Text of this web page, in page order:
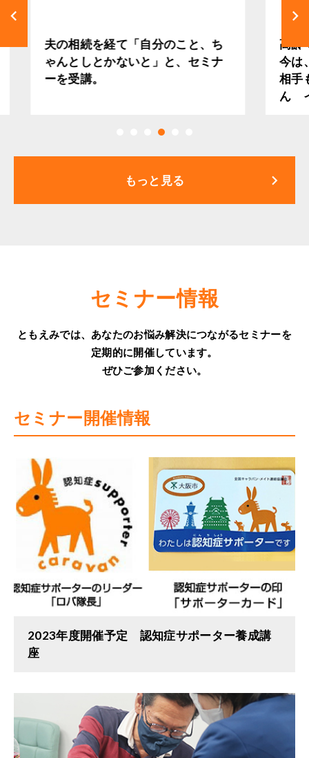
高齢で一人暮らしの悩みが解決。
今は、同じ悩みを抱える人の相談
相手もしています 大阪市 Ｈさ
keyboard_arrow_left keyboard_arrow_right
もっと見る keyboard_arrow_right
セミナー情報
ともえみでは、あなたのお悩み解決につながるセミナーを
定期的に開催しています。
ぜひご参加ください。
セミナー開催情報
2023年度開催予定 認知症サポーター養成講
座